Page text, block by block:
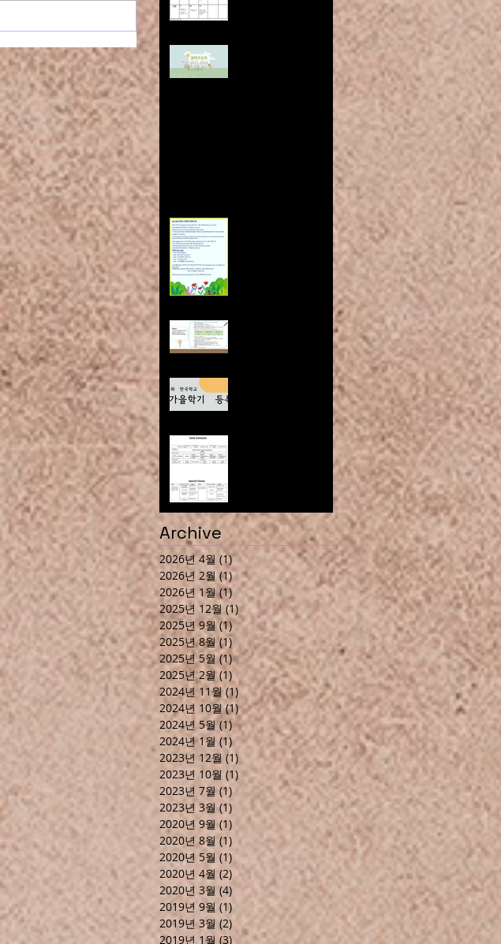
2025년 가을학기 점심 봉사자 사
인업 Lunch Volunteer Sign-Up
2025년 가을학기 학사일정과 시
2025-2026 그레이스
2024-2025학년도 봄
2024년 가을학기 학
사일정과 시간표 Fall
Semester Schedule
Archive
2026년 4월 (1)게시물 1개
2026년 2월 (1)게시물 1개
2026년 1월 (1)게시물 1개
2025년 12월 (1)게시물 1개
2025년 9월 (1)게시물 1개
2025년 8월 (1) 게시물 1개
2025년 5월 (1)게시물 1개
2025년 2월 (1)게시물 1개
2024년 11월 (1) 게시물 1개
2024년 10월 (1)게시물 1개
2024년 5월 (1)게시물 1개
2024년 1월 (1)게시물 1개
2023년 12월 (1)게시물 1개
2023년 10월 (1) 게시물 1개
2023년 7월 (1) 게시물 1개
2023년 3월 (1) 게시물 1개
2020년 9월 (1) 게시물 1개
2020년 8월 (1) 게시물 1개
2020년 5월 (1) 게시물 1개
2020년 4월 (2) 게시물 2개
2020년 3월 (4) 게시물 4개
2019년 9월 (1) 게시물 1개
2019년 3월 (2)게시물 2개
2019년 1월 (3)게시물 3개